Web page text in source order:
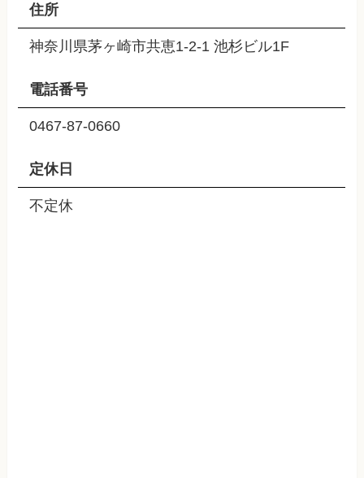
住所
神奈川県茅ヶ崎市共恵1-2-1 池杉ビル1F
電話番号
0467-87-0660
定休日
不定休